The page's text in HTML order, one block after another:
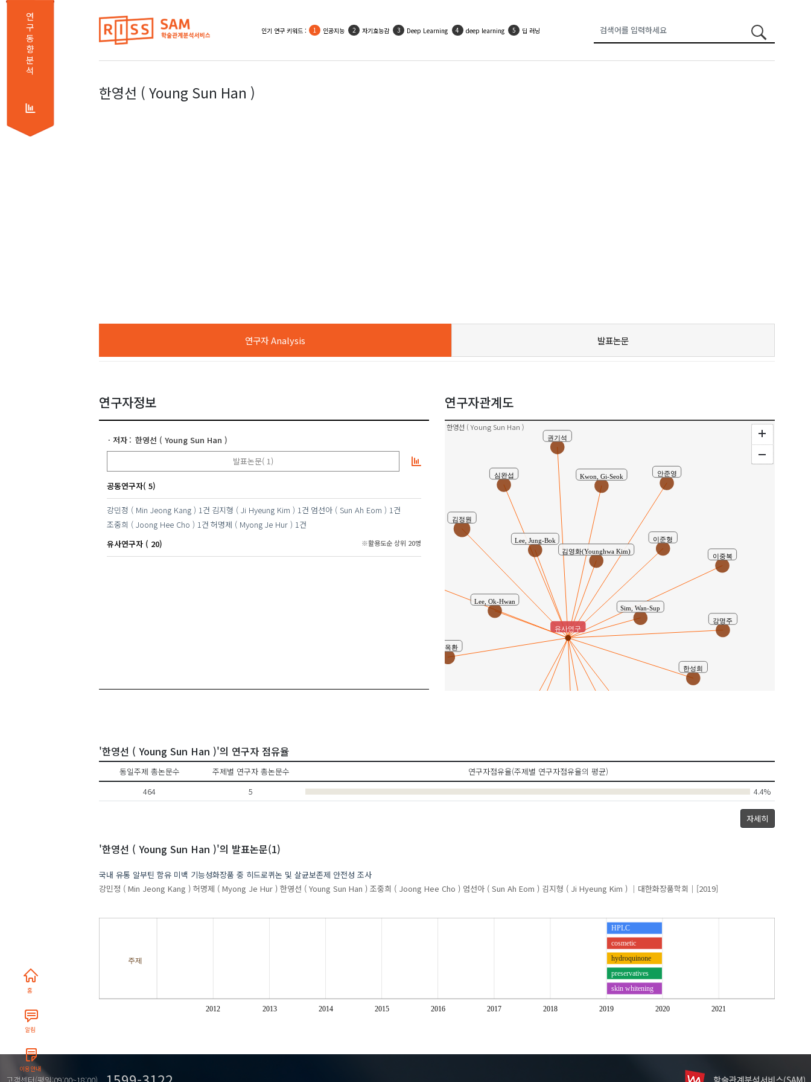
연
구
동
향
분
석
홈
알림
이용안내
인기 연구 키워드 : 인공지능 자기효능감 Deep Learning deep learning 딥 러닝
한영선 ( Young Sun Han )
연구자 Analysis 발표논문
연구자정보
저자
한영선 ( Young Sun Han )
발표논문( 1)
공동연구자( 5)
강민정 ( Min Jeong Kang ) 1건 김지형 ( Ji Hyeung Kim ) 1건 엄선아 ( Sun Ah Eom ) 1건
조중희 ( Joong Hee Cho ) 1건 허명제 ( Myong Je Hur ) 1건
유사연구자 ( 20)
※활용도순 상위 20명
연구자관계도
한영선 ( Young Sun Han )
김지형 ( Ji Hyeung Kim )
Kwon, Gi-Seok
Lee, Jung-Bok
Lee, Ok-Hwan
Sim, Wan-Sup
강명주
권기석
김영화(Younghwa Kim)
김정원
심완섭 안준영
이옥환
이준형
이중복
한성희
한영선 ( Young Sun Han )
유사연구
'한영선 ( Young Sun Han )'의 연구자 점유율
동일주제 총논문수 주제별 연구자 총논문수
연구자점유율(주제별 연구자점유율의 평균)
464
5 4.4%
자세히
'한영선 ( Young Sun Han )'의 발표논문(1)
국내 유통 알부틴 함유 미백 기능성화장품 중 히드로퀴논 및 살균보존제 안전성 조사
강민정 ( Min Jeong Kang ) 허명제 ( Myong Je Hur ) 한영선 ( Young Sun Han ) 조중희 ( Joong Hee Cho ) 엄선아 ( Sun Ah Eom ) 김지형 ( Ji Hyeung Kim ) 대한화장품학회 [2019]
주제
2012 2013 2014 2015 2016 2017 2018 2019 2020 2021
HPLC
cosmetic
hydroquinone
preservatives
skin whitening